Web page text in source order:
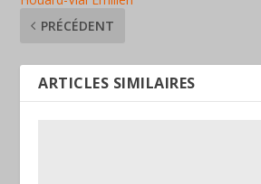
PRÉCÉDENT
ARTICLES SIMILAIRES